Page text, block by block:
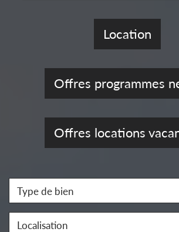
Location
Offres programmes
Offres locations
Type de bien
Localisation